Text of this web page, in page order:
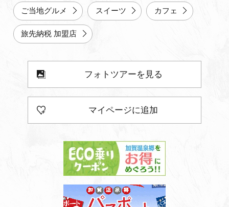
ご当地グルメ スイーツ カフェ
旅先納税 加盟店
フォトツアーを見る
マイページに追加